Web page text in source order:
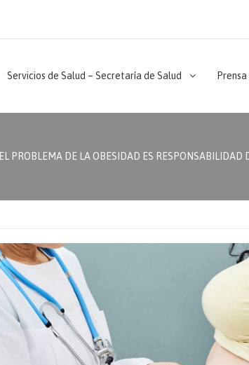
Servicios de Salud – Secretaría de Salud Prensa
EL PROBLEMA DE LA OBESIDAD ES RESPONSABILIDAD